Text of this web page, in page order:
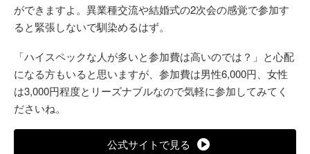
ができますよ。異業種交流や結婚式の2次会の感覚で参加す
ると緊張しないで馴染めるはず。
「ハイスペックな人が多いと参加費は高いのでは？」と心配
になる方もいると思いますが、参加費は男性6,000円、女性
は3,000円程度とリーズナブルなので気軽に参加してみてく
ださいね。
公式サイトで見る